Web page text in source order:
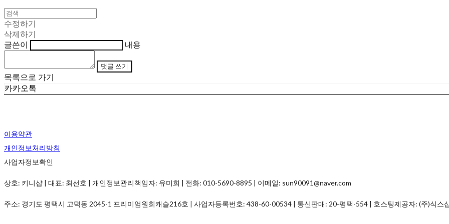
수정하기
삭제하기
글쓴이
내용
댓글 쓰기
목록으로 가기
카카오톡
이용약관
개인정보처리방침
사업자정보확인
상호: 키니샵 | 대표: 최선호 | 개인정보관리책임자: 유미희 | 전화: 010-5690-8895 | 이메일: sun90091@naver.com
주소: 경기도 평택시 고덕동 2045-1 프리미엄원희캐슬216호 | 사업자등록번호: 438-60-00534 | 통신판매: 20-평택-554 | 호스팅제공자: (주)식스